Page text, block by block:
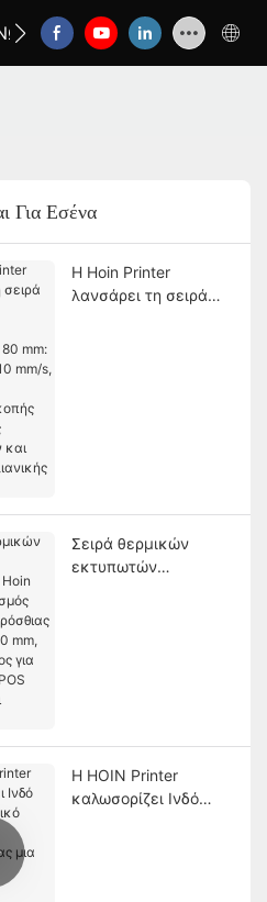
ΜΑΖΊ ΜΑΣ FAQ
Για Εσένα
Η Hoin Printer
λανσάρει τη σειρά
Σειρά θερμικών
εκτυπωτών
περίπτερα.
Η HOIN Printer
καλωσορίζει Ινδό